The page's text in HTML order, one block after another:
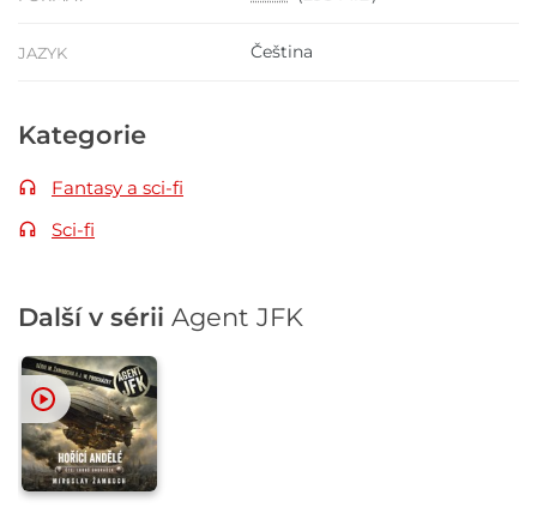
JAZYK Čeština
Kategorie
Fantasy a sci-fi
Sci-fi
Další v sérii Agent JFK